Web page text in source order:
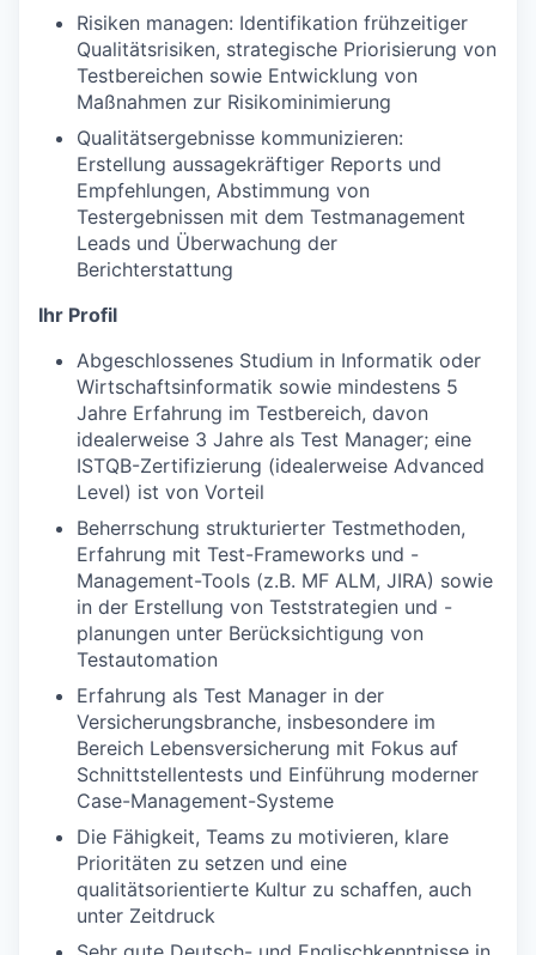
Risiken managen: Identifikation frühzeitiger
Qualitätsrisiken, strategische Priorisierung von
Testbereichen sowie Entwicklung von
Maßnahmen zur Risikominimierung
Qualitätsergebnisse kommunizieren:
Erstellung aussagekräftiger Reports und
Empfehlungen, Abstimmung von
Testergebnissen mit dem Testmanagement
Leads und Überwachung der
Berichterstattung
Ihr Profil
Abgeschlossenes Studium in Informatik oder
Wirtschaftsinformatik sowie mindestens 5
Jahre Erfahrung im Testbereich, davon
idealerweise 3 Jahre als Test Manager; eine
ISTQB-Zertifizierung (idealerweise Advanced
Level) ist von Vorteil
Beherrschung strukturierter Testmethoden,
Erfahrung mit Test-Frameworks und -
Management-Tools (z.B. MF ALM, JIRA) sowie
in der Erstellung von Teststrategien und -
planungen unter Berücksichtigung von
Testautomation
Erfahrung als Test Manager in der
Versicherungsbranche, insbesondere im
Bereich Lebensversicherung mit Fokus auf
Schnittstellentests und Einführung moderner
Case-Management-Systeme
Die Fähigkeit, Teams zu motivieren, klare
Prioritäten zu setzen und eine
qualitätsorientierte Kultur zu schaffen, auch
unter Zeitdruck